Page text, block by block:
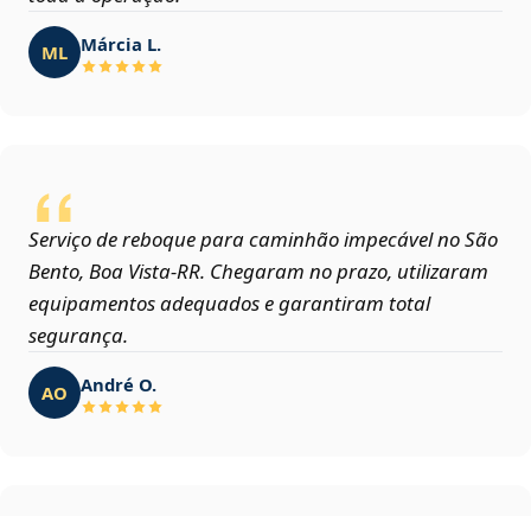
ML Márcia L.
Serviço de reboque para caminhão impecável no São
Bento, Boa Vista‑RR. Chegaram no prazo, utilizaram
equipamentos adequados e garantiram total
segurança.
AO André O.